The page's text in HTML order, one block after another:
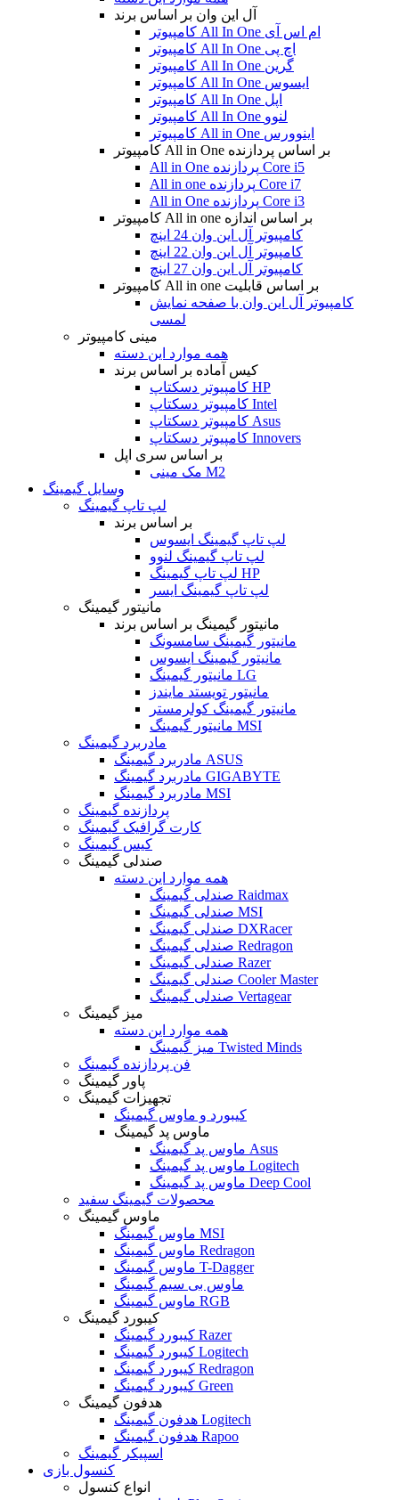
آل این وان بر اساس برند
کامپیوتر All In One ام اس آی
کامپیوتر All In One اچ پی
کامپیوتر All In One گرین
کامپیوتر All In One ایسوس
کامپیوتر All In One اپل
کامپیوتر All In One لنوو
کامپیوتر All in One اینوورس
کامپیوتر All in One بر اساس پردازنده
All in One پردازنده Core i5
All in one پردازنده Core i7
All in One پردازنده Core i3
کامپیوتر All in one بر اساس اندازه
کامپیوتر آل این وان 24 اینچ
کامپیوتر آل این وان 22 اینچ
کامپیوتر آل این وان 27 اینچ
کامپیوتر All in one بر اساس قابلیت
کامپیوتر آل این وان با صفحه نمایش
لمسی
مینی کامپیوتر
همه موارد این دسته
کیس آماده بر اساس برند
کامپیوتر دسکتاپ HP
کامپیوتر دسکتاپ Intel
کامپیوتر دسکتاپ Asus
کامپیوتر دسکتاپ Innovers
بر اساس سری اپل
مک مینی M2
وسایل گیمینگ
لپ تاپ گیمینگ
بر اساس برند
لپ تاپ گیمینگ ایسوس
لپ تاپ گیمینگ لنوو
لپ تاپ گیمینگ HP
لپ تاپ گیمینگ ایسر
مانیتور گیمینگ
مانیتور گیمینگ بر اساس برند
مانیتور گیمینگ سامسونگ
مانیتور گیمینگ ایسوس
مانیتور گیمینگ LG
مانیتور تویستد مایندز
مانیتور گیمینگ کولرمستر
مانیتور گیمینگ MSI
مادربرد گیمینگ
مادربرد گیمینگ ASUS
مادربرد گیمینگ GIGABYTE
مادربرد گیمینگ MSI
پردازنده گیمینگ
کارت گرافیک گیمینگ
کیس گیمینگ
صندلی گیمینگ
همه موارد این دسته
صندلی گیمینگ Raidmax
صندلی گیمینگ MSI
صندلی گیمینگ DXRacer
صندلی گیمینگ Redragon
صندلی گیمینگ Razer
صندلی گیمینگ Cooler Master
صندلی گیمینگ Vertagear
میز گیمینگ
همه موارد این دسته
میز گیمینگ Twisted Minds
فن پردازنده گیمینگ
پاور گیمینگ
تجهیزات گیمینگ
کیبورد و ماوس گیمینگ
ماوس پد گیمینگ
ماوس پد گیمینگ Asus
ماوس پد گیمینگ Logitech
ماوس پد گیمینگ Deep Cool
محصولات گیمینگ سفید
ماوس گیمینگ
ماوس گیمینگ MSI
ماوس گیمینگ Redragon
ماوس گیمینگ T-Dagger
ماوس بی سیم گیمینگ
ماوس گیمینگ RGB
کیبورد گیمینگ
کیبورد گیمینگ Razer
کیبورد گیمینگ Logitech
کیبورد گیمینگ Redragon
کیبورد گیمینگ Green
هدفون گیمینگ
هدفون گیمینگ Logitech
هدفون گیمینگ Rapoo
اسپیکر گیمینگ
کنسول بازی
انواع کنسول